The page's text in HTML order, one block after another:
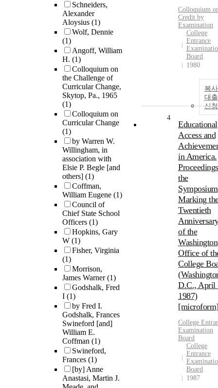
Schneiders,
Alexander
Aloysius (1)
Wolf, Dennie
(1)
Angoff, William
H. (1)
Colloquium on
the Challenge of
Curricular Change,
Skytop, Pa., 1965
(1)
Colloquium on
Curricular Change
(1)
by Warren W.
Willingham, in
association with
Elsie P. Begle [and
others] (1)
Coffman,
William Eugene (1)
Council of
Chief State School
Officers (1)
Hopkins, Gary
W (1)
Fisher, Virginia
(1)
Morrison,
James Warner(1)
Godshalk, Fred
I (1)
by Fred I.
Godshalk, Frances
Swineford [and]
William E.
Coffman (1)
Swineford,
Frances (1)
[by] Anne
Anastasi, Martin J.
Colloquium
Credit by
Examination
College
Entrance
Board
1980
복
대출
신청
4
Educational
Access and
in America.
the
Symposium
Marking
Twentieth
of the
Washington
Office of
College
D.C., April
1987)
College
Examination
Board
College
Entrance
Board
1987